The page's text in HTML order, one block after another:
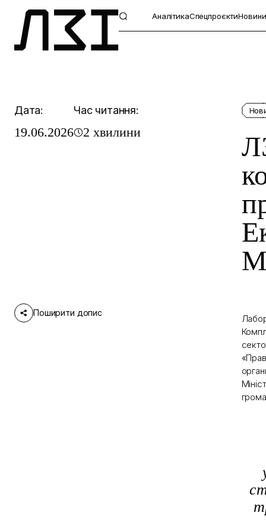
АналітикаСпецпроєктиНовини
Дата:
19.06.2026
Час читання:
2 хвилини
Поширити допис